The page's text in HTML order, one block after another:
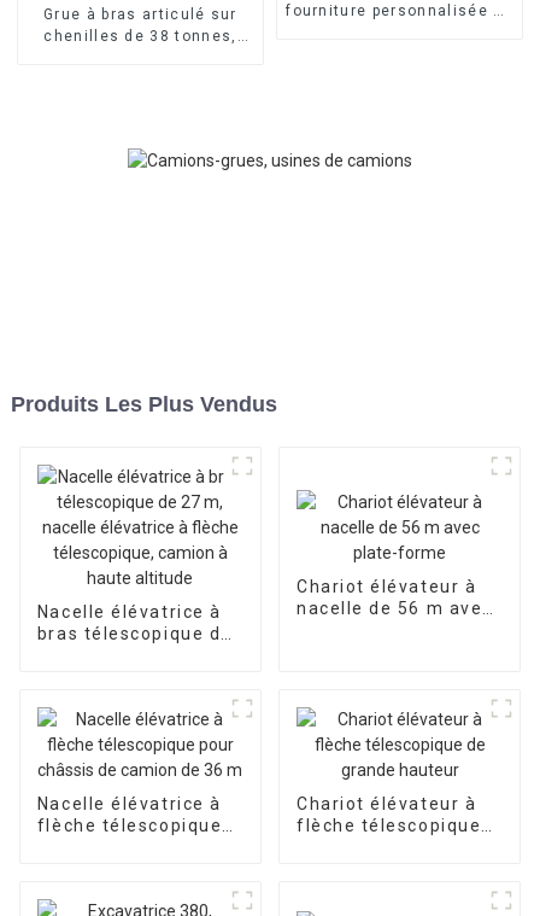
Grue à bras articulé sur
chenilles de 38 tonnes,
fourniture personnalisée en
Produits Les Plus Vendus
Nacelle élévatrice à
bras télescopique de
télescopique, camion
à haute altitude
Chariot élévateur à
nacelle de 56 m avec
Nacelle élévatrice à
flèche télescopique
Chariot élévateur à
flèche télescopique